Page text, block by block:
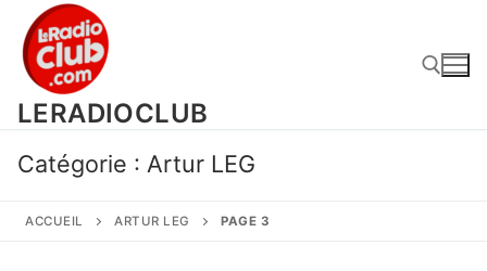
contenu
LERADIOCLUB
Rechercher :
Catégorie : Artur LEG
ACCUEIL ARTUR LEG PAGE 3